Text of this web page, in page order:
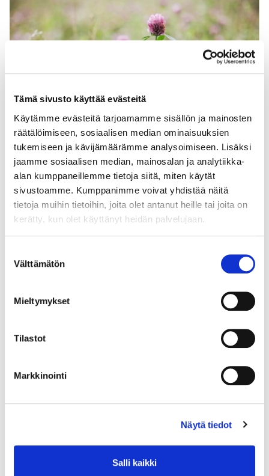
Tämä sivusto käyttää evästeitä
Käytämme evästeitä tarjoamamme sisällön ja mainosten
räätälöimiseen, sosiaalisen median ominaisuuksien
tukemiseen ja kävijämäärämme analysoimiseen. Lisäksi
jaamme sosiaalisen median, mainosalan ja analytiikka-
alan kumppaneillemme tietoja siitä, miten käytät
sivustoamme. Kumppanimme voivat yhdistää näitä
tietoja muihin tietoihin, joita olet antanut heille tai joita on
kerätty, kun olet käyttänyt heidän palvelujaan.
valinta
Välttämätön
Mieltymykset
Tilastot
Markkinointi
Näytä tiedot
Salli kaikki
Ympärivuotinen, elävä